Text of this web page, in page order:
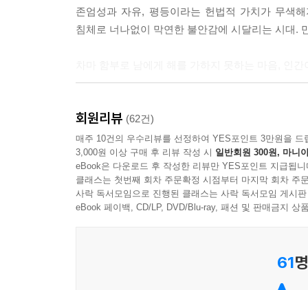
사람에게 차마 해를 가하지 못하고 사람의 불행을
면 인공지능과 알고리즘, 복잡한 시스템으로 가득
자신이 옳다고 생각하는 결론을 위해 절차를 무시
다는 열정은 ‘내로남불’이라는 비난과 함께 부메
‘자유’에는 수식어가 필요 없다. 자유는 때로 편
으로써 보완해야지 자유를 재정의하는 것은 곤란
혼자 있을 때 무슨 짓을 하며 사는지 타인들이 엿
면, 모두가 보는 앞에서 서약을 하라거나 십자가
존엄성과 자유, 평등이라는 헌법적 가치가 무색
침체로 너나없이 막연한 불안감에 시달리는 시대.
계층이 아닌 ‘모든 인간’의 존엄성이다. 그러나
접한다. 책의 1부 ‘인간은 존엄하긴 한가’에서
망각한 듯한 한국사회를 날카롭게 지적한다.
합의해온 가치이자 우리나라 법 체계의 출발점
위선적이고 공허한 소리일 뿐이라고 여겨지기 때
배려하고 존중하는 인간성을 허상처럼 취급하고
회원리뷰 (62건)
매주 10건의 우수리뷰를 선정하여 YES포인트 3만원을 드
3,000원 이상 구매 후 리뷰 작성 시 일반회원 300원, 마니
eBook은 다운로드 후 작성한 리뷰만 YES포인트 지급됩니
클래스는 첫번째 회차 주문확정 시점부터 마지막 회차 주
사락 독서모임으로 진행된 클래스는 사락 독서모임 게시
eBook 페이백, CD/LP, DVD/Blu-ray, 패션 및 판매금지 상
61